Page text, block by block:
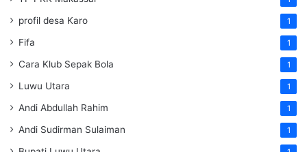
profil desa Karo 1
Fifa 1
Cara Klub Sepak Bola 1
Luwu Utara 1
Andi Abdullah Rahim 1
Andi Sudirman Sulaiman 1